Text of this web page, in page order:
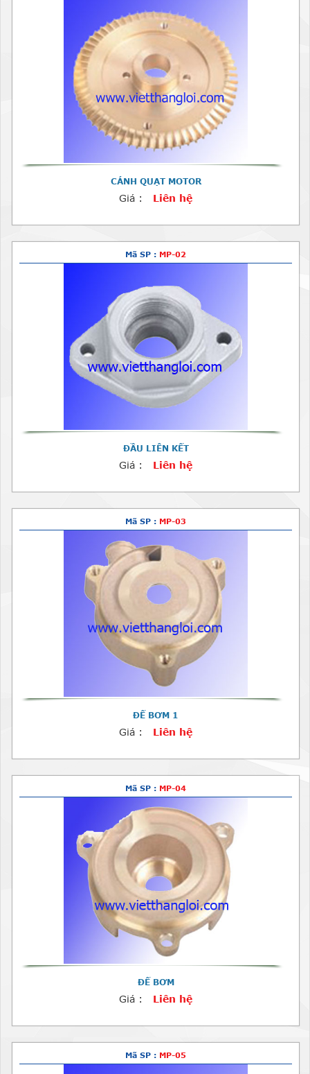
CÁNH QUẠT MOTOR
Giá : Liên hệ
Mã SP : MP-02
ĐẦU LIÊN KẾT
Giá : Liên hệ
Mã SP : MP-03
ĐẾ BƠM 1
Giá : Liên hệ
Mã SP : MP-04
ĐẾ BƠM
Giá : Liên hệ
Mã SP : MP-05